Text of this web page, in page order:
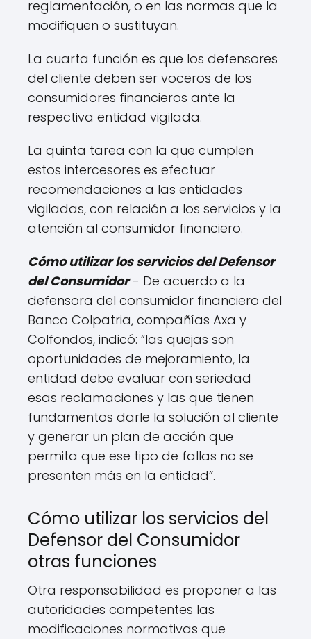
reglamentación, o en las normas que la
modifiquen o sustituyan.
La cuarta función es que los defensores
del cliente deben ser voceros de los
consumidores financieros ante la
respectiva entidad vigilada.
La quinta tarea con la que cumplen
estos intercesores es efectuar
recomendaciones a las entidades
vigiladas, con relación a los servicios y la
atención al consumidor financiero.
Cómo utilizar los servicios del Defensor
del Consumidor- De acuerdo a la
defensora del consumidor financiero del
Banco Colpatria, compañías Axa y
Colfondos, indicó: “las quejas son
oportunidades de mejoramiento, la
entidad debe evaluar con seriedad
esas reclamaciones y las que tienen
fundamentos darle la solución al cliente
y generar un plan de acción que
permita que ese tipo de fallas no se
presenten más en la entidad”.
Cómo utilizar los servicios del
Defensor del Consumidor
otras funciones
Otra responsabilidad es proponer a las
autoridades competentes las
modificaciones normativas que